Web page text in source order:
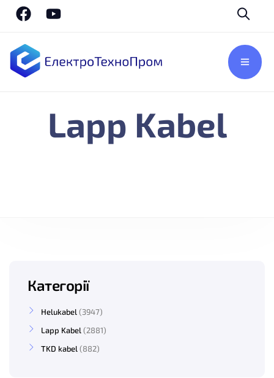
Lapp Kabel
Категорії
Helukabel
3947
Lapp Kabel
2881
TKD kabel
882